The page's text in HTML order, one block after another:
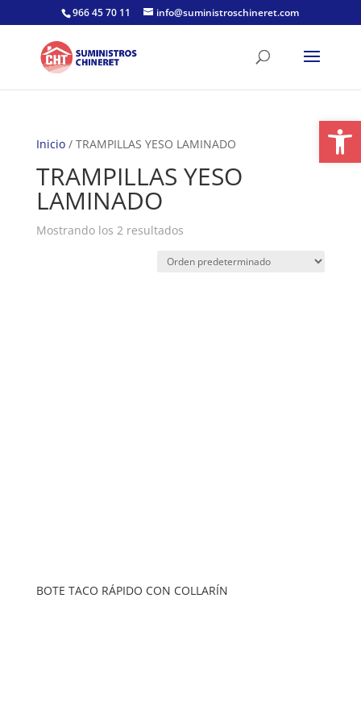
966 45 70 11 info@suministroschineret.com
Inicio/ TRAMPILLAS YESO LAMINADO
TRAMPILLAS YESO
LAMINADO
Mostrando los 2 resultados
BOTE TACO RÁPIDO CON COLLARÍN